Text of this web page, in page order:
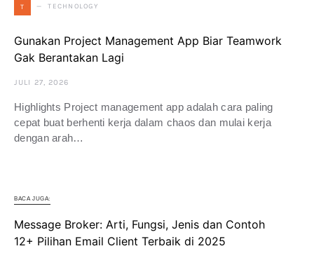
T TECHNOLOGY
Gunakan Project Management App Biar Teamwork
Gak Berantakan Lagi
JULI 27, 2026
Highlights Project management app adalah cara paling
cepat buat berhenti kerja dalam chaos dan mulai kerja
dengan arah…
BACA JUGA:
Message Broker: Arti, Fungsi, Jenis dan Contoh
12+ Pilihan Email Client Terbaik di 2025